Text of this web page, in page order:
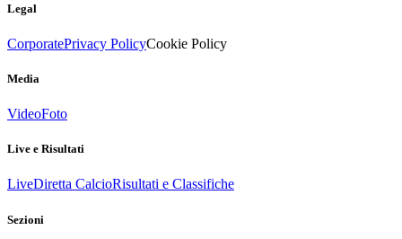
Legal
CorporatePrivacy PolicyCookie Policy
Media
VideoFoto
Live e Risultati
LiveDiretta CalcioRisultati e Classifiche
Sezioni